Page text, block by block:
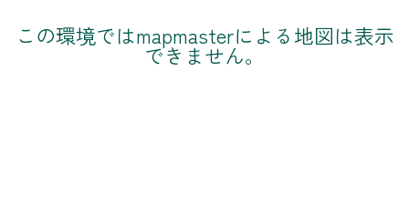
この環境ではmapmasterによる地図は表示
できません。